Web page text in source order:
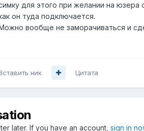
для этого при желании на
он туда подключается.
Можно вообще не заморачиваться и
ник Цитата
later. If you have an account, sign in